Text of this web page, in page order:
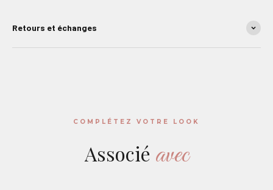
Retours et échanges
COMPLÉTEZ VOTRE LOOK
Associé avec